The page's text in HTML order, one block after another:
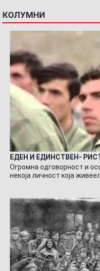
КОЛУМНИ
ЕДЕН И ЕДИНСТВЕН-
Огромна одговорност и
некоја личност која